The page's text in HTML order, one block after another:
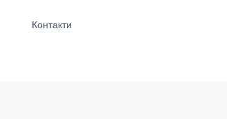
Контакти